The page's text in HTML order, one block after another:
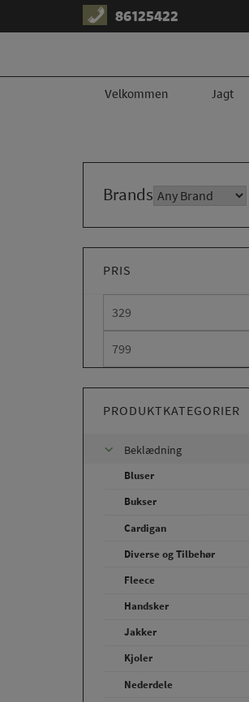
til
86125422
​Velkommen Jagt
Brands
PRIS
PRODUKTKATEGORIER
Beklædning
Bluser
Bukser
Cardigan
Diverse og Tilbehør
Fleece
Handsker
Jakker
Kjoler
Nederdele